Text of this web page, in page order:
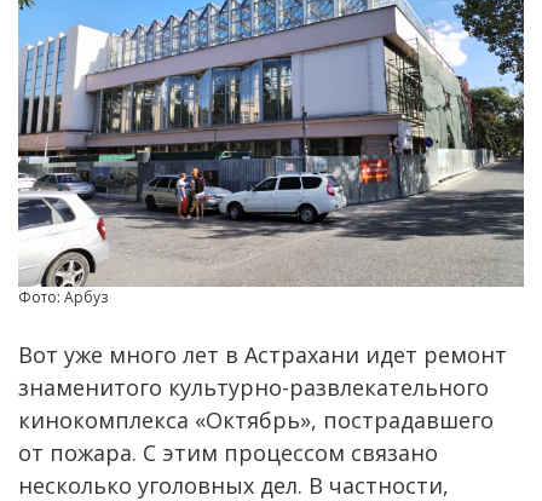
Фото: Арбуз
Вот уже много лет в Астрахани идет ремонт
знаменитого культурно-развлекательного
кинокомплекса «Октябрь», пострадавшего
от пожара. С этим процессом связано
несколько уголовных дел. В частности,